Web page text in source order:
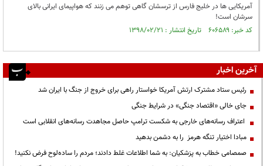
آمریکایی ها در خلیج فارس از ترسشان گاهی توهم می زنند که هواپیمای ایرانی بالای
سرشان است!
کد خبر: ۶۰۶۵۸۹ تاریخ انتشار : ۱۳۹۸/۰۲/۲۱
آخرین اخبار
رئیس ستاد مشترک ارتش آمریکا خواستار راهی برای خروج از جنگ با ایران شد
جای خالی «اقتصاد جنگی» در شرایط جنگی
اعتراف رسانه‌های خارجی به شکست ترامپ حاصل مجاهدت رسانه‌های انقلابی است
مبادا اختیار تنگه هرمز را به دشمن بدهید
صمصامی خطاب به پزشکیان: به شما اطلاعات غلط دادند؛ مردم را ساده‌لوح فرض نکنید!